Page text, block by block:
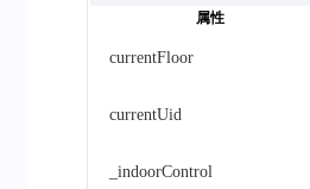
属性
currentFloor
currentUid
_indoorControl